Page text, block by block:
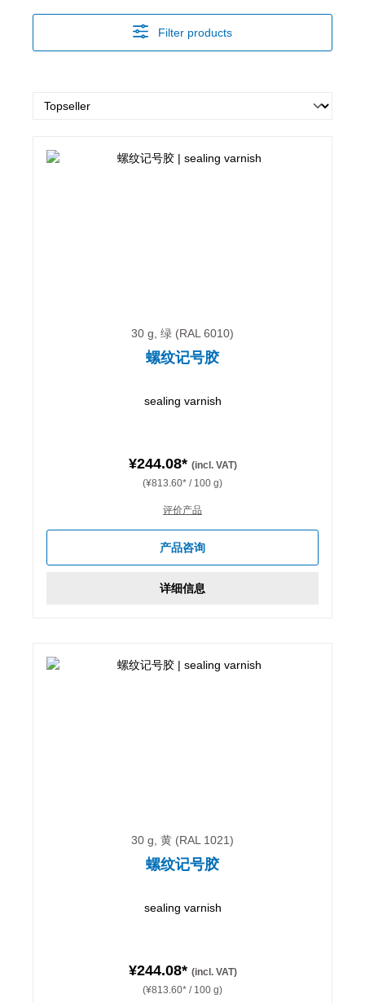
Filter products
30 g, 绿 (RAL 6010)
螺纹记号胶
sealing varnish
¥244.08* (incl. VAT)
(¥813.60* / 100 g)
评价产品
产品咨询
详细信息
30 g, 黄 (RAL 1021)
螺纹记号胶
sealing varnish
¥244.08* (incl. VAT)
(¥813.60* / 100 g)